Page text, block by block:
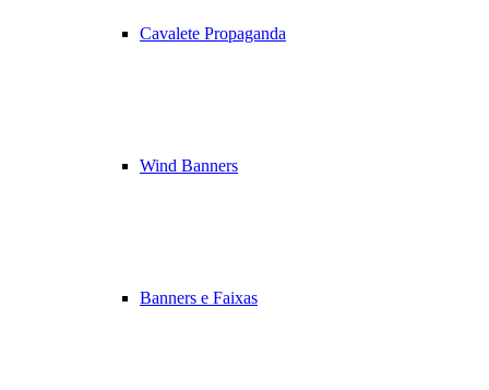
Cavalete Propaganda
Wind Banners
Banners e Faixas